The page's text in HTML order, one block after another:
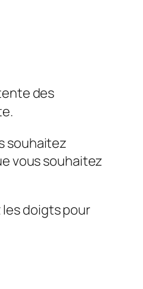
des
souhaitez
vous souhaitez
les doigts pour